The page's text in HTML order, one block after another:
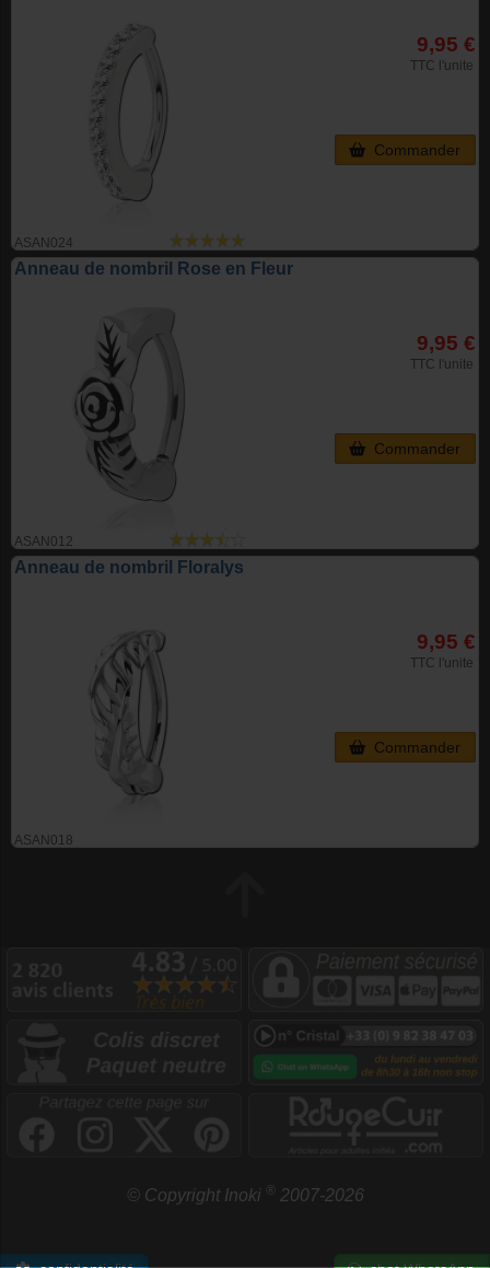
ASAN024
9,95 €
TTC l'unite
Commander
Anneau de nombril Rose en Fleur
ASAN012
9,95 €
TTC l'unite
Commander
Anneau de nombril Floralys
ASAN018
9,95 €
TTC l'unite
Commander
© Copyright Inoki ® 2007-2026